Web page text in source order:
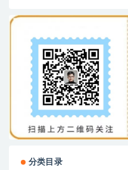
分类目录